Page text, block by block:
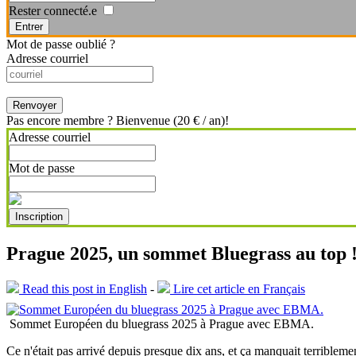
Rester connecté.e
Entrer
Mot de passe oublié ?
Adresse courriel
Renvoyer
Pas encore membre ? Bienvenue (20 € / an)!
Adresse courriel
Mot de passe
Inscription
Prague 2025, un sommet Bluegrass au top !
Read this post in English - Lire cet article en Français
Sommet Européen du bluegrass 2025 à Prague avec EBMA.
Ce n'était pas arrivé depuis presque dix ans, et ça manquait